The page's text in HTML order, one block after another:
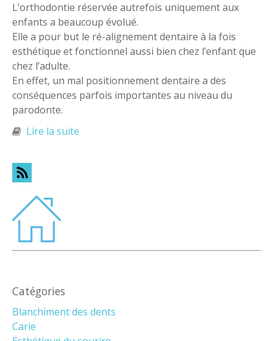
L’orthodontie réservée autrefois uniquement aux
enfants a beaucoup évolué.
Elle a pour but le ré-alignement dentaire à la fois
esthétique et fonctionnel aussi bien chez l’enfant que
chez l’adulte.
En effet, un mal positionnement dentaire a des
conséquences parfois importantes au niveau du
parodonte.
Lire la suite
Catégories
Blanchiment des dents
Carie